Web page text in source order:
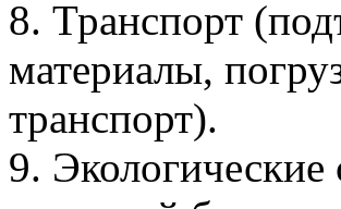
8. Транспорт
материалы,
транспорт).
9.